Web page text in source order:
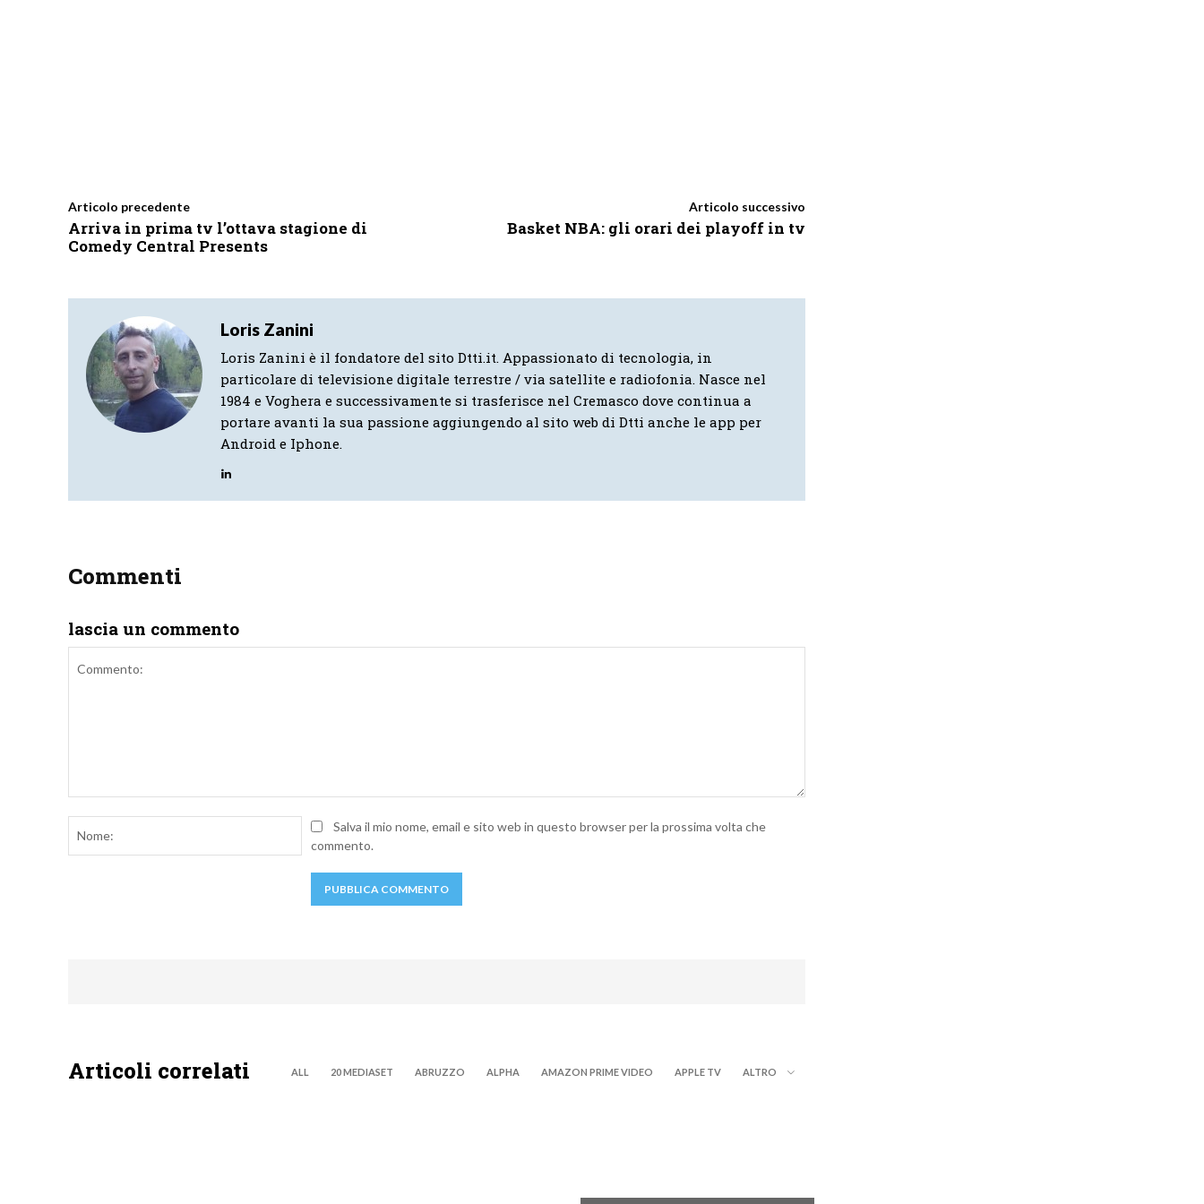
Articolo precedente
Arriva in prima tv l’ottava stagione di
Comedy Central Presents
Articolo successivo
Basket NBA: gli orari dei playoff in tv
Loris Zanini
Loris Zanini è il fondatore del sito Dtti.it. Appassionato di tecnologia, in
particolare di televisione digitale terrestre / via satellite e radiofonia. Nasce nel
1984 e Voghera e successivamente si trasferisce nel Cremasco dove continua a
portare avanti la sua passione aggiungendo al sito web di Dtti anche le app per
Android e Iphone.
Commenti
lascia un commento
Nome:Salva il mio nome, email e sito web in questo browser per la prossima volta che
commento.
Articoli correlati ALL 20 MEDIASET ABRUZZO ALPHA AMAZON PRIME VIDEO APPLE TV ALTRO